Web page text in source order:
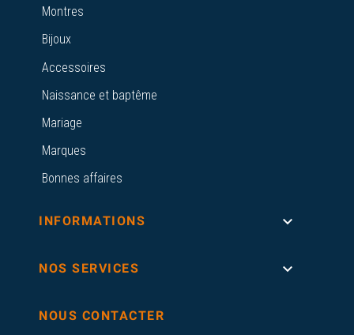
Montres
Bijoux
Accessoires
Naissance et baptême
Mariage
Marques
Bonnes affaires
INFORMATIONS 
NOS SERVICES 
NOUS CONTACTER